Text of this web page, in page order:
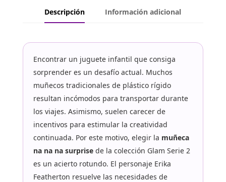
Descripción Información adicional
Encontrar un juguete infantil que consiga
sorprender es un desafío actual. Muchos
muñecos tradicionales de plástico rígido
resultan incómodos para transportar durante
los viajes. Asimismo, suelen carecer de
incentivos para estimular la creatividad
continuada. Por este motivo, elegir la muñeca
na na na surprisede la colección Glam Serie 2
es un acierto rotundo. El personaje Erika
Featherton resuelve las necesidades de